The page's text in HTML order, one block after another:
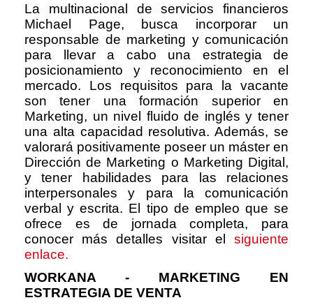
La multinacional de servicios financieros
Michael Page, busca incorporar un
responsable de marketing y comunicación
para llevar a cabo una estrategia de
posicionamiento y reconocimiento en el
mercado. Los requisitos para la vacante
son tener una formación superior en
Marketing, un nivel fluido de inglés y tener
una alta capacidad resolutiva. Además, se
valorará positivamente poseer un máster en
Dirección de Marketing o Marketing Digital,
y tener habilidades para las relaciones
interpersonales y para la comunicación
verbal y escrita. El tipo de empleo que se
ofrece es de jornada completa, para
conocer más detalles visitar el siguiente
enlace.
WORKANA - MARKETING EN
ESTRATEGIA DE VENTA